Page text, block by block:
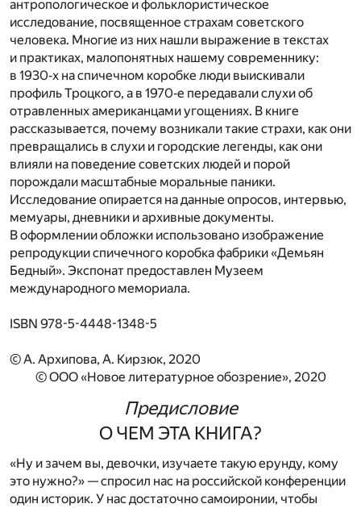
антропологическое и фольклористическое
исследование, посвященное страхам советского
человека. Многие из них нашли выражение в текстах
и практиках, малопонятных нашему современнику:
в 1930‐х на спичечном коробке люди выискивали
профиль Троцкого, а в 1970‐е передавали слухи об
отравленных американцами угощениях. В книге
рассказывается, почему возникали такие страхи, как они
превращались в слухи и городские легенды, как они
влияли на поведение советских людей и порой
порождали масштабные моральные паники.
Исследование опирается на данные опросов, интервью,
мемуары, дневники и архивные документы.
В оформлении обложки использовано изображение
репродукции спичечного коробка фабрики «Демьян
Бедный». Экспонат предоставлен Музеем
международного мемориала.
ISBN 978-5-4448-1348-5
© А. Архипова, А. Кирзюк, 2020
© OOO «Новое литературное обозрение», 2020
Предисловие
О ЧЕМ ЭТА КНИГА?
«Ну и зачем вы, девочки, изучаете такую ерунду, кому
это нужно?» — спросил нас на российской конференции
один историк. У нас достаточно самоиронии, чтобы